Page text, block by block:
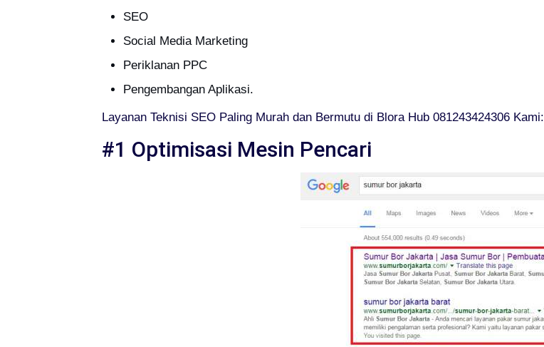
SEO
Social Media Marketing
Periklanan PPC
Pengembangan Aplikasi.
Layanan Teknisi SEO Paling Murah dan Bermutu di Blora Hub 081243424306 Kami:
#1 Optimisasi Mesin Pencari